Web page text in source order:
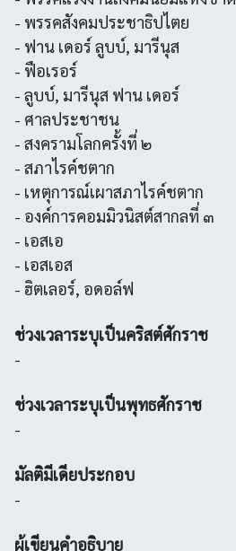
- พรรคสังคมประชาธิปไตย
- ฟาน เดอร์ ลูบบ์, มารีนุส
- ฟือเรอร์
- ลูบบ์, มารีนุส ฟาน เดอร์
- ศาลประชาชน
- สงครามโลกครั้งที่ ๒
- สภาไรค์ชตาก
- เหตุการณ์เผาสภาไรค์ชตาก
- องค์การคอมมิวนิสต์สากลที่ ๓
- เอสเอ
- เอสเอส
- ฮิตเลอร์, อดอล์ฟ
ช่วงเวลาระบุเป็นคริสต์ศักราช
-
ช่วงเวลาระบุเป็นพุทธศักราช
-
มัลติมีเดียประกอบ
-
ผู้เขียนคำอธิบาย